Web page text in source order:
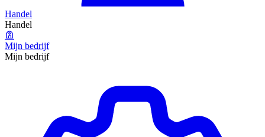
Handel
Handel
Mijn bedrijf
Mijn bedrijf